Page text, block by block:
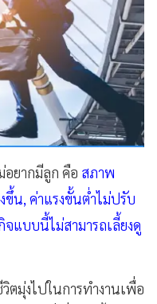
ยากมีลูก คือ สภาพ
น, ค่าแรงขั้นต่ำไม่ปรับ
แบบนี้ไม่สามารถเลี้ยงดู
มุ่งไปในการทำงานเพื่อ